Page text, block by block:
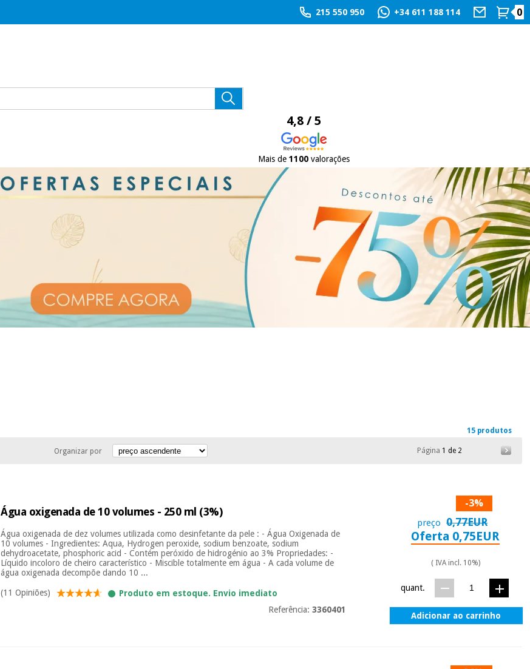
215 550 950 +34 611 188 114 0
4,8 / 5
Mais de 1100valorações
15 produtos
Organizar por Página 1 de 2
Água oxigenada de 10 volumes - 250 ml (3%)
Água oxigenada de dez volumes utilizada como desinfetante da pele : - Água Oxigenada de
10 volumes - Ingredientes: Aqua, Hydrogen peroxide, sodium benzoate, sodium
dehydroacetate, phosphoric acid - Contém peróxido de hidrogénio ao 3% Propriedades: -
Líquido incoloro de cheiro característico - Miscible totalmente em água - A cada volume de
água oxigenada decompõe dando 10 ...
(11 Opiniões)
Produto em estoque. Envio imediato
Referência: 3360401
-3%
preço 0,77EUR
Oferta 0,75EUR
( IVA incl. 10%)
quant.
Adicionar ao carrinho